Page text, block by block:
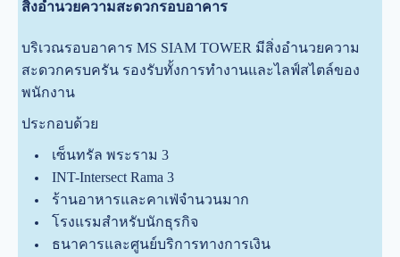
สิ่งอำนวยความสะดวกรอบอาคาร
บริเวณรอบอาคาร MS SIAM TOWER มีสิ่งอำนวยความ
สะดวกครบครัน รองรับทั้งการทำงานและไลฟ์สไตล์ของ
พนักงาน
ประกอบด้วย
เซ็นทรัล พระราม 3
INT-Intersect Rama 3
ร้านอาหารและคาเฟ่จำนวนมาก
โรงแรมสำหรับนักธุรกิจ
ธนาคารและศูนย์บริการทางการเงิน